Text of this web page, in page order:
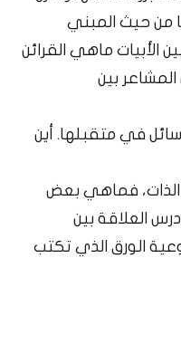
من حيث المبني
الأبيات ماهي القرائن
المشاعر بين
في متقبلها. أين
الذات، فماهي بعض
العلاقة بين
الورق الذي تكتب